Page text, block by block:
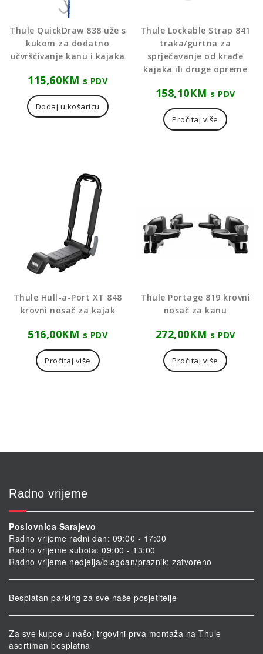
Thule QuickDraw 838 uže s
kukom za dodatno
učvršćivanje kanu i kajaka
115,60KM s PDV
Dodaj u košaricu
Thule Lockable Strap 841
traka/gurtna za
sprječavanje od krađe
kajaka ili druge opreme
158,10KM s PDV
Pročitaj više
Thule Hull-a-Port XT 848
krovni nosač za kajak
516,00KM s PDV
Pročitaj više
Thule Portage 819 krovni
nosač za kanu
272,00KM s PDV
Pročitaj više
Radno vrijeme
Poslovnica Sarajevo
Radno vrijeme radni dan: 09:00 - 17:00
Radno vrijeme subota: 09:00 - 13:00
Radno vrijeme nedjelja/blagdan/praznik: zatvoreno
Besplatan parking za sve naše posjetitelje
Za sve kupce u našoj trgovini prva montaža na Thule
asortiman besplatna